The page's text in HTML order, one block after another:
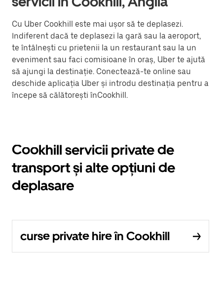
Cu Uber Cookhill este mai ușor să te deplasezi.
Indiferent dacă te deplasezi la gară sau la aeroport,
te întâlnești cu prietenii la un restaurant sau la un
eveniment sau faci comisioane în oraș, Uber te ajută
să ajungi la destinație. Conectează-te online sau
deschide aplicația Uber și introdu destinația pentru a
începe să călătorești înCookhill.
Cookhill servicii private de
transport și alte opțiuni de
deplasare
curse private hire în Cookhill